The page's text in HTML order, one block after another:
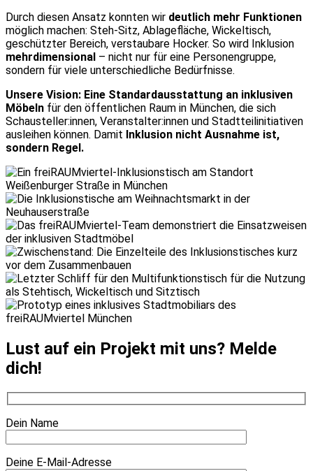
Durch diesen Ansatz konnten wir deutlich mehr Funktionen
möglich machen: Steh-Sitz, Ablagefläche, Wickeltisch,
geschützter Bereich, verstaubare Hocker. So wird Inklusion
mehrdimensional – nicht nur für eine Personengruppe,
sondern für viele unterschiedliche Bedürfnisse.
Unsere Vision: Eine Standardausstattung an inklusiven
Möbeln für den öffentlichen Raum in München, die sich
Schausteller:innen, Veranstalter:innen und Stadtteilinitiativen
ausleihen können. Damit Inklusion nicht Ausnahme ist,
sondern Regel.
Lust auf ein Projekt mit uns? Melde
dich!
Dein Name
Deine E-Mail-Adresse